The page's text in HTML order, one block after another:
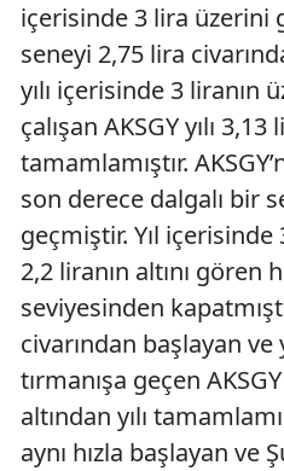
içerisinde 3 lira üzerini
seneyi 2,75 lira
yılı içerisinde 3 liranın
çalışan AKSGY yılı
tamamlamıştır.
son derece dalgalı bir
geçmiştir. Yıl içerisinde
2,2 liranın altını gören
seviyesinden
civarından başlayan ve
tırmanışa geçen
altından yılı
aynı hızla başlayan ve